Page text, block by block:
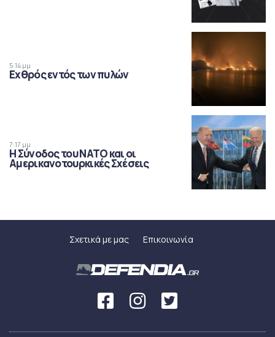
5:14 μμ
Εχθρός εντός των πυλών
7:17 μμ
Η Σύνοδος του ΝΑΤΟ και οι
Αμερικανοτουρκικές Σχέσεις
Σχετικά με μας Επικοινωνία